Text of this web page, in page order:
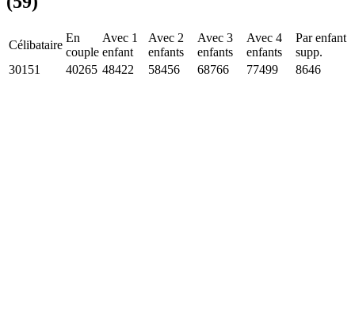
Célibataire
En
couple
Avec 1
enfant
Avec 2
enfants
Avec 3
enfants
Avec 4
enfants
Par enfant
supp.
30151
40265 48422 58456 68766 77499 8646